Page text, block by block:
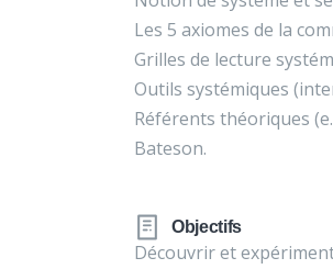
Les 5 axiomes de la
Grilles de lecture
Outils systémiques
Référents théoriques
Bateson.
Objectifs
Découvrir et